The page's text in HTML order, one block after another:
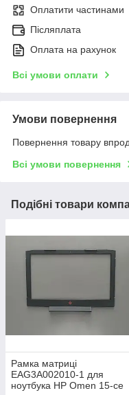
Оплатити частинами
Післяплата
Оплата на рахунок
Всі умови оплати
Умови повернення
Повернення товару
Всі умови повернення
Подібні товари
Рамка матриці
EAG3A002010-1 для
ноутбука HP Omen 15-ce